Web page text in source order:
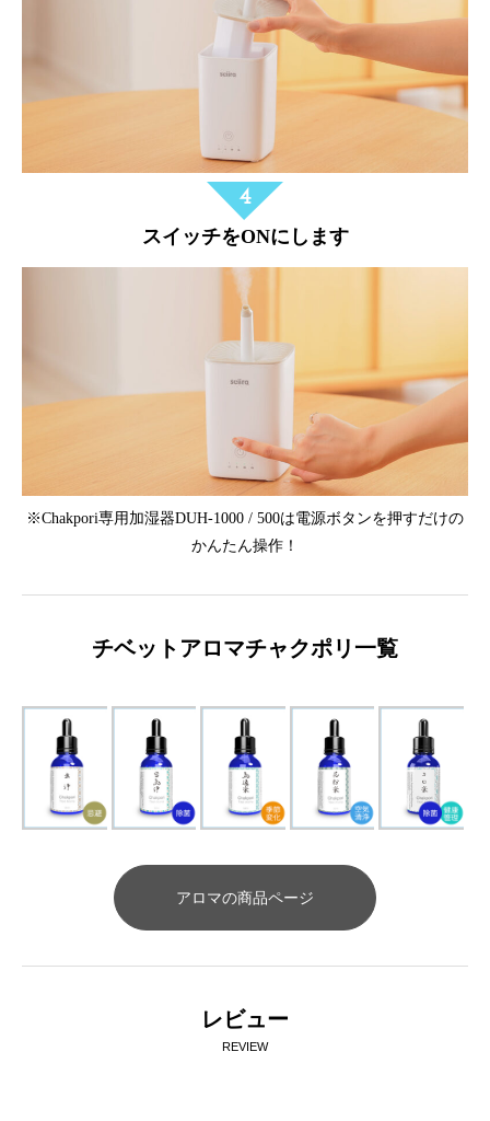
スイッチをONにします
※Chakpori専用加湿器DUH-1000 / 500は電源ボタンを押すだけの
かんたん操作！
チベットアロマチャクポリ一覧
アロマの商品ページ
レビュー
REVIEW